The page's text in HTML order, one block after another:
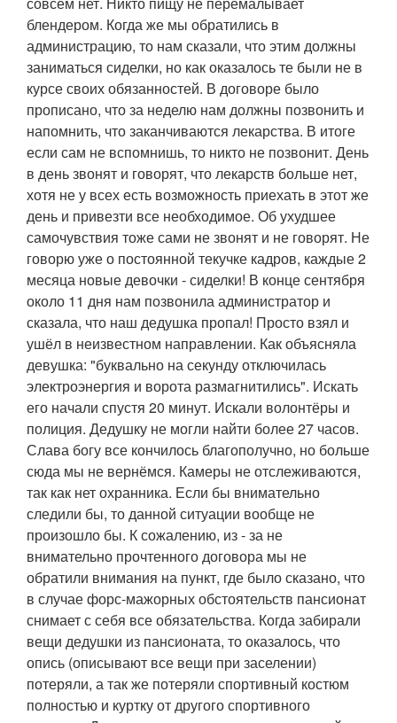
блендером. Когда же мы обратились в
администрацию, то нам сказали, что этим должны
заниматься сиделки, но как оказалось те были не в
курсе своих обязанностей. В договоре было
прописано, что за неделю нам должны позвонить и
напомнить, что заканчиваются лекарства. В итоге
если сам не вспомнишь, то никто не позвонит. День
в день звонят и говорят, что лекарств больше нет,
хотя не у всех есть возможность приехать в этот же
день и привезти все необходимое. Об ухудшее
самочувствия тоже сами не звонят и не говорят. Не
говорю уже о постоянной текучке кадров, каждые 2
месяца новые девочки - сиделки! В конце сентября
около 11 дня нам позвонила администратор и
сказала, что наш дедушка пропал! Просто взял и
ушёл в неизвестном направлении. Как объясняла
девушка: "буквально на секунду отключилась
электроэнергия и ворота размагнитились". Искать
его начали спустя 20 минут. Искали волонтёры и
полиция. Дедушку не могли найти более 27 часов.
Слава богу все кончилось благополучно, но больше
сюда мы не вернёмся. Камеры не отслеживаются,
так как нет охранника. Если бы внимательно
следили бы, то данной ситуации вообще не
произошло бы. К сожалению, из - за не
внимательно прочтенного договора мы не
обратили внимания на пункт, где было сказано, что
в случае форс-мажорных обстоятельств пансионат
снимает с себя все обязательства. Когда забирали
вещи дедушки из пансионата, то оказалось, что
опись (описывают все вещи при заселении)
потеряли, а так же потеряли спортивный костюм
полностью и куртку от другого спортивного